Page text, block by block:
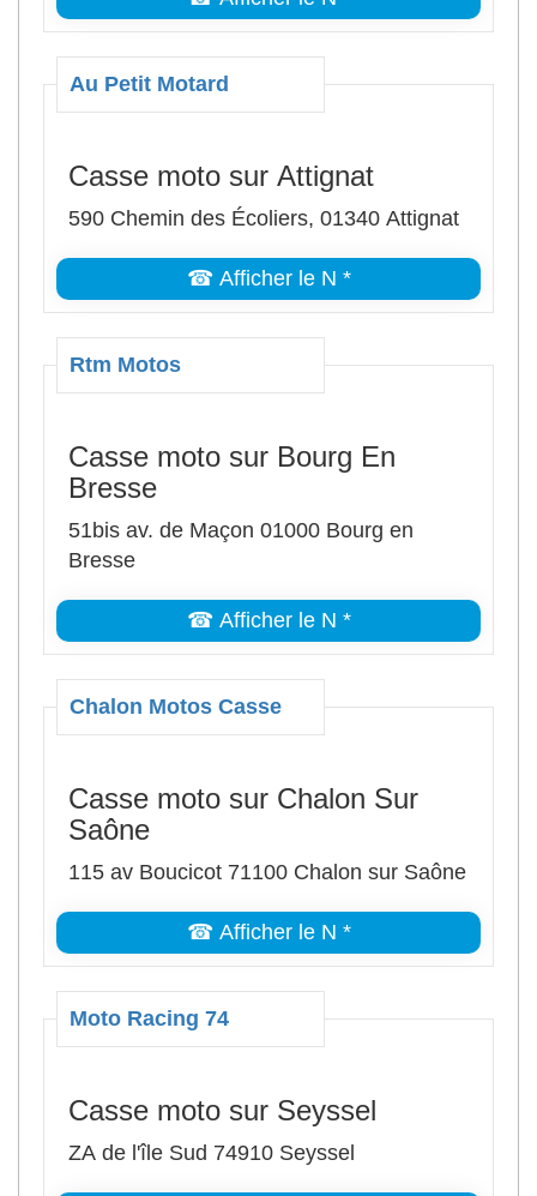
Au Petit Motard
Casse moto sur Attignat
590 Chemin des Écoliers, 01340 Attignat
☎ Afficher le N *
Rtm Motos
Casse moto sur Bourg En
Bresse
51bis av. de Maçon 01000 Bourg en
Bresse
☎ Afficher le N *
Chalon Motos Casse
Casse moto sur Chalon Sur
Saône
115 av Boucicot 71100 Chalon sur Saône
☎ Afficher le N *
Moto Racing 74
Casse moto sur Seyssel
ZA de l'île Sud 74910 Seyssel